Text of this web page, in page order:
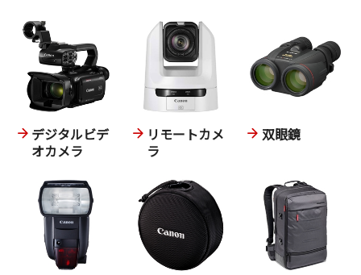
デジタルビデ
オカメラ
リモートカメ
ラ
双眼鏡